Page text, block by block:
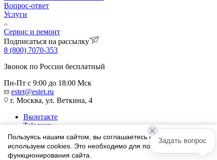
Вопрос-ответ
Услуги
Сервис и ремонт
Подписаться на рассылку
8 (800) 7070-353
Звонок по России бесплатный
Пн-Пт с 9:00 до 18:00 Мск
estet@estet.ru
г. Москва, ул. Веткина, 4
Вконтакте
Telegram
Одноклассники
WhatsApp
Пользуясь нашим сайтом, вы соглашаетесь с тем, что мы
используем cookies. Это необходимо для полноценного
функционирования сайта.
Задать вопрос